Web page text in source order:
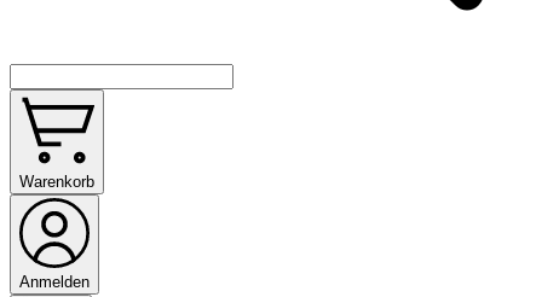
Warenkorb
Anmelden